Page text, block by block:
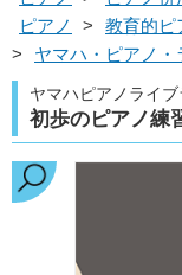
ピアノ
> 教育的ピ
>
ヤマハ・ピアノ・
ヤマハピアノライブ
初歩のピアノ練